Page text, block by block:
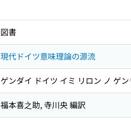
図書
現代ドイツ意味理論の源流
ゲンダイ ドイツ イミ リロン ノ ゲン
福本喜之助, 寺川央 編訳